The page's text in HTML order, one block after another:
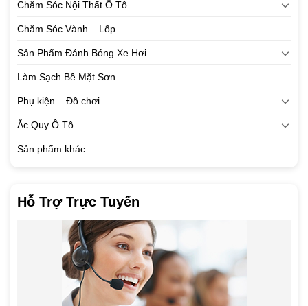
Chăm Sóc Nội Thất Ô Tô
Chăm Sóc Vành – Lốp
Sản Phẩm Đánh Bóng Xe Hơi
Làm Sạch Bề Mặt Sơn
Phụ kiện – Đồ chơi
Ắc Quy Ô Tô
Sản phẩm khác
Hỗ Trợ Trực Tuyến